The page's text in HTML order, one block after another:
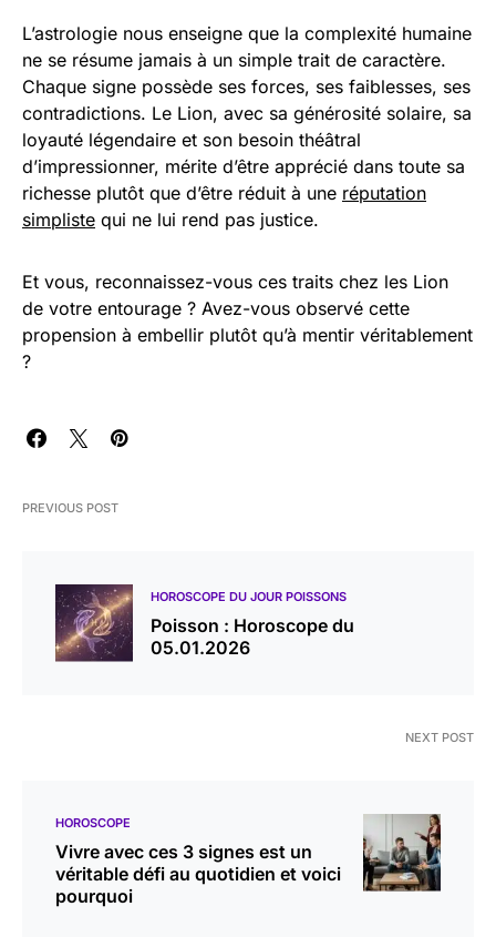
L’astrologie nous enseigne que la complexité humaine
ne se résume jamais à un simple trait de caractère.
Chaque signe possède ses forces, ses faiblesses, ses
contradictions. Le Lion, avec sa générosité solaire, sa
loyauté légendaire et son besoin théâtral
d’impressionner, mérite d’être apprécié dans toute sa
richesse plutôt que d’être réduit à une réputation
simpliste qui ne lui rend pas justice.
Et vous, reconnaissez-vous ces traits chez les Lion
de votre entourage ? Avez-vous observé cette
propension à embellir plutôt qu’à mentir véritablement
?
PREVIOUS POST
HOROSCOPE DU JOUR POISSONS
Poisson : Horoscope du
05.01.2026
NEXT POST
HOROSCOPE
Vivre avec ces 3 signes est un
véritable défi au quotidien et voici
pourquoi